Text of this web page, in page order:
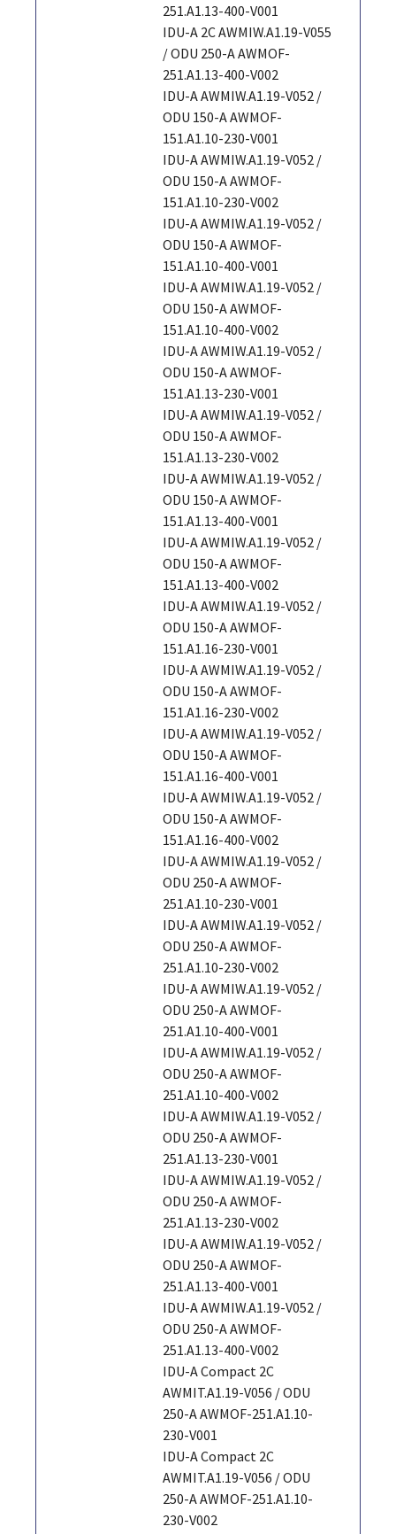
251.A1.13-400-V001
IDU-A 2C AWMIW.A1.19-V055
/ ODU 250-A AWMOF-
251.A1.13-400-V002
IDU-A AWMIW.A1.19-V052 /
ODU 150-A AWMOF-
151.A1.10-230-V001
IDU-A AWMIW.A1.19-V052 /
ODU 150-A AWMOF-
151.A1.10-230-V002
IDU-A AWMIW.A1.19-V052 /
ODU 150-A AWMOF-
151.A1.10-400-V001
IDU-A AWMIW.A1.19-V052 /
ODU 150-A AWMOF-
151.A1.10-400-V002
IDU-A AWMIW.A1.19-V052 /
ODU 150-A AWMOF-
151.A1.13-230-V001
IDU-A AWMIW.A1.19-V052 /
ODU 150-A AWMOF-
151.A1.13-230-V002
IDU-A AWMIW.A1.19-V052 /
ODU 150-A AWMOF-
151.A1.13-400-V001
IDU-A AWMIW.A1.19-V052 /
ODU 150-A AWMOF-
151.A1.13-400-V002
IDU-A AWMIW.A1.19-V052 /
ODU 150-A AWMOF-
151.A1.16-230-V001
IDU-A AWMIW.A1.19-V052 /
ODU 150-A AWMOF-
151.A1.16-230-V002
IDU-A AWMIW.A1.19-V052 /
ODU 150-A AWMOF-
151.A1.16-400-V001
IDU-A AWMIW.A1.19-V052 /
ODU 150-A AWMOF-
151.A1.16-400-V002
IDU-A AWMIW.A1.19-V052 /
ODU 250-A AWMOF-
251.A1.10-230-V001
IDU-A AWMIW.A1.19-V052 /
ODU 250-A AWMOF-
251.A1.10-230-V002
IDU-A AWMIW.A1.19-V052 /
ODU 250-A AWMOF-
251.A1.10-400-V001
IDU-A AWMIW.A1.19-V052 /
ODU 250-A AWMOF-
251.A1.10-400-V002
IDU-A AWMIW.A1.19-V052 /
ODU 250-A AWMOF-
251.A1.13-230-V001
IDU-A AWMIW.A1.19-V052 /
ODU 250-A AWMOF-
251.A1.13-230-V002
IDU-A AWMIW.A1.19-V052 /
ODU 250-A AWMOF-
251.A1.13-400-V001
IDU-A AWMIW.A1.19-V052 /
ODU 250-A AWMOF-
251.A1.13-400-V002
IDU-A Compact 2C
AWMIT.A1.19-V056 / ODU
250-A AWMOF-251.A1.10-
230-V001
IDU-A Compact 2C
AWMIT.A1.19-V056 / ODU
250-A AWMOF-251.A1.10-
230-V002